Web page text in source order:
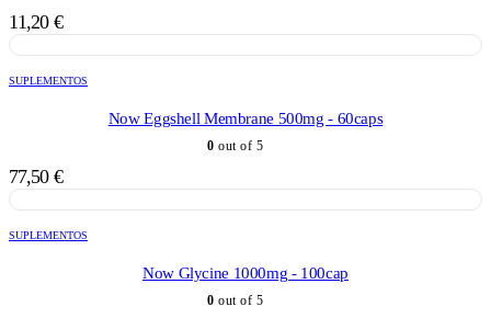
11,20 €
SUPLEMENTOS
Now Eggshell Membrane 500mg - 60caps
0 out of 5
77,50 €
SUPLEMENTOS
Now Glycine 1000mg - 100cap
0 out of 5